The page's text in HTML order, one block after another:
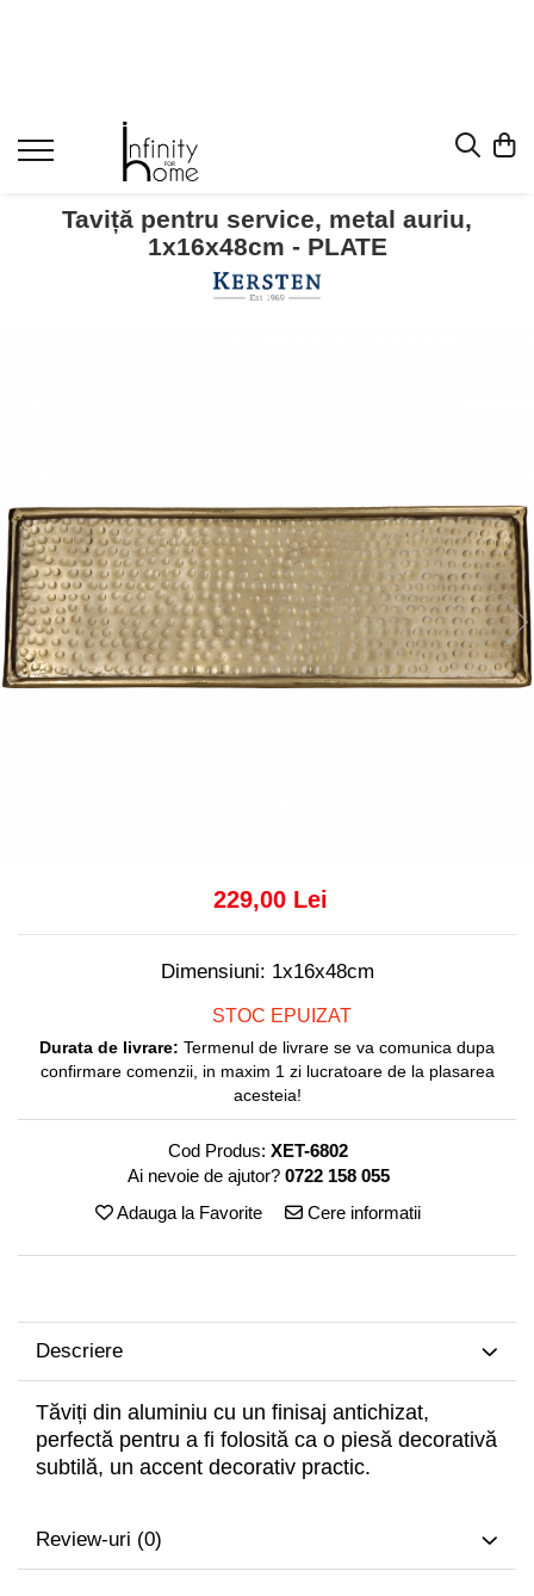
Biblioteci și rafturi
Console
Covoare dormitor
Console dormitor
Fotolii dormitor
Noptiere
Mobila dining
Console extensibile
Console hol
Decoratiuni interioare
Ceasuri
Accesorii decorative
Rame foto
Designers' Choice
Taviță pentru service, metal auriu,
1x16x48cm - PLATE
229,00 Lei
Dimensiuni: 1x16x48cm
STOC EPUIZAT
Durata de livrare: Termenul de livrare se va comunica dupa
confirmare comenzii, in maxim 1 zi lucratoare de la plasarea
acesteia!
Cod Produs: XET-6802
Ai nevoie de ajutor? 0722 158 055
Adauga la Favorite
Cere informatii
Descriere
Tăviți din aluminiu cu un finisaj antichizat,
perfectă pentru a fi folosită ca o piesă decorativă
subtilă, un accent decorativ practic.
Review-uri (0)